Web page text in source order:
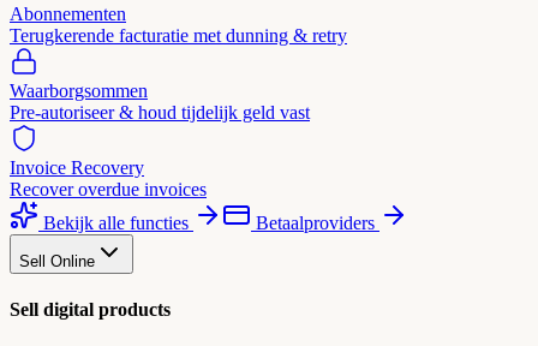
Abonnementen
Terugkerende facturatie met dunning & retry
Waarborgsommen
Pre-autoriseer & houd tijdelijk geld vast
Invoice Recovery
Recover overdue invoices
Bekijk alle functies
Betaalproviders
Sell Online
Sell digital products